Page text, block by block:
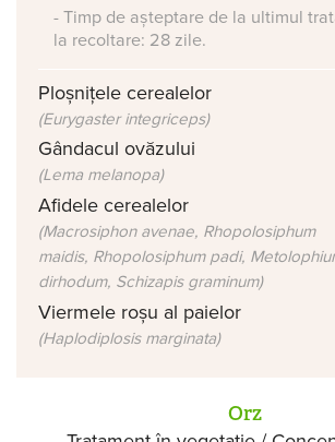
- Timp de așteptare de la ultimul
la recoltare: 28 zile.
Ploșnițele cerealelor
(Eurygaster integriceps)
Gândacul ovăzului
(Lema melanopa)
Afidele cerealelor
(Macrosiphon avenae, Rhopolosiphum
maidis, Rhopolosiphum padi,
dirhodum, Schizapis graminum)
Viermele roșu al paielor
(Haplodiplosis marginata)
Orz